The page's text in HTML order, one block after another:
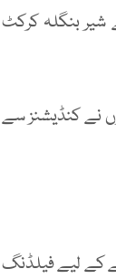
بنگلہ کرکٹ
نے کنڈیشنز سے
کے لیے فیلڈنگ